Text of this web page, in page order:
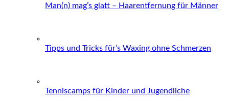
Man(n) mag’s glatt – Haarentfernung für Männer
Tipps und Tricks für’s Waxing ohne Schmerzen
Tenniscamps für Kinder und Jugendliche